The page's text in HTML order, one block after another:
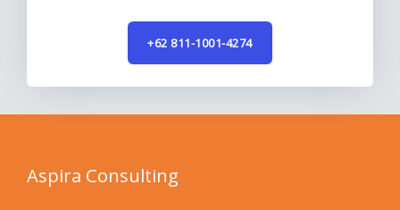
+62 811-1001-4274
Aspira Consulting